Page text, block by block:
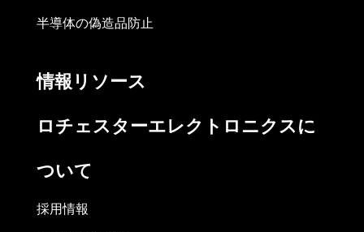
半導体の偽造品防止
情報リソース
ロチェスターエレクトロニクスに
ついて
採用情報